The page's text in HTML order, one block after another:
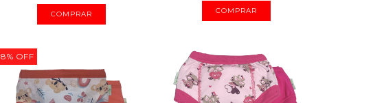
COMPRAR COMPRAR
8% OFF